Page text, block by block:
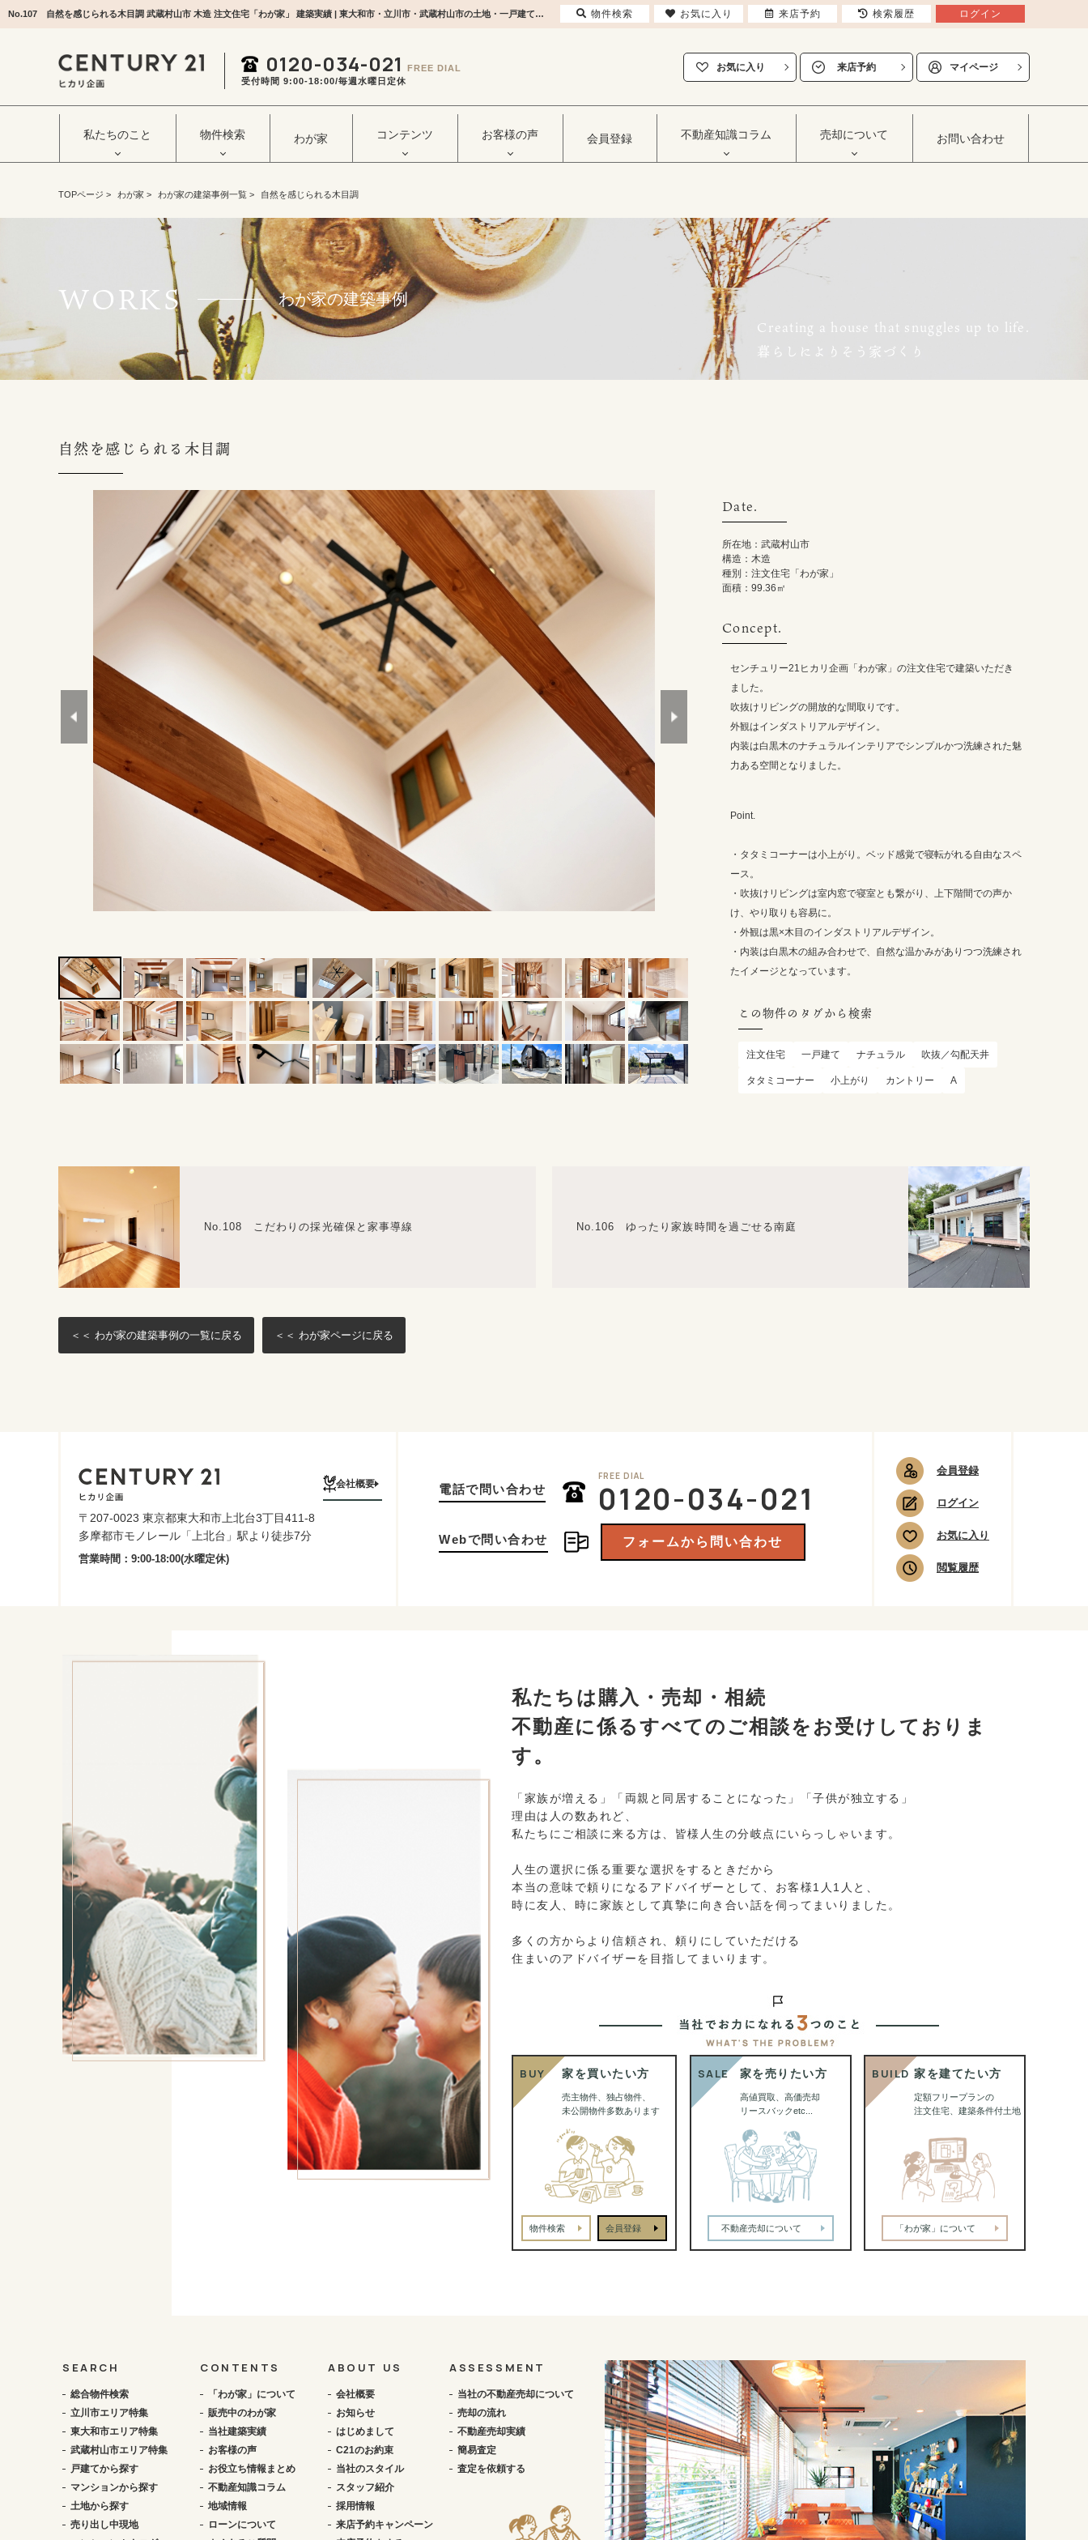
No.107 自然を感じられる木目調 武蔵村山市 木造 注文住宅「わが家」 建築実績 | 東大和市・立川市・武蔵村山市の土地・一戸建てなどの不動産はセンチュリー21ヒカリ企画へ
0120-034-021
FREE DIAL
受付時間 9:00‐18:00/毎週水曜日定休
お気に入り 来店予約 マイページ
私たちのこと 物件検索 わが家 コンテンツ お客様の声 会員登録 不動産知識コラム 売却について お問い合わせ
TOPページ > わが家 > わが家の建築事例一覧 > 自然を感じられる木目調
WORKS わが家の建築事例
Creating a house that snuggles up to life.
暮らしによりそう家づくり
自然を感じられる木目調
Date.
所在地：武蔵村山市
構造：木造
種別：注文住宅「わが家」
面積：99.36㎡
Concept.
センチュリー21ヒカリ企画「わが家」の注文住宅で建築いただき
ました。
吹抜けリビングの開放的な間取りです。
外観はインダストリアルデザイン。
内装は白黒木のナチュラルインテリアでシンプルかつ洗練された魅
力ある空間となりました。
Point.
・タタミコーナーは小上がり。ベッド感覚で寝転がれる自由なスペ
ース。
・吹抜けリビングは室内窓で寝室とも繋がり、上下階間での声か
け、やり取りも容易に。
・外観は黒×木目のインダストリアルデザイン。
・内装は白黒木の組み合わせで、自然な温かみがありつつ洗練され
たイメージとなっています。
この物件のタグから検索
注文住宅 一戸建て ナチュラル 吹抜／勾配天井
タタミコーナー 小上がり カントリー A
No.108 こだわりの採光確保と家事導線 No.106 ゆったり家族時間を過ごせる南庭
＜＜ わが家の建築事例の一覧に戻る ＜＜ わが家ページに戻る
会社概要
〒207-0023 東京都東大和市上北台3丁目411-8
多摩都市モノレール「上北台」駅より徒歩7分
営業時間：9:00-18:00(水曜定休)
電話で問い合わせ
FREE DIAL
0120-034-021
Webで問い合わせ フォームから問い合わせ
会員登録
ログイン
お気に入り
閲覧履歴
私たちは購入・売却・相続
不動産に係るすべてのご相談をお受けしておりま
す。
「家族が増える」「両親と同居することになった」「子供が独立する」
理由は人の数あれど、
私たちにご相談に来る方は、皆様人生の分岐点にいらっしゃいます。
人生の選択に係る重要な選択をするときだから
本当の意味で頼りになるアドバイザーとして、お客様1人1人と、
時に友人、時に家族として真摯に向き合い話を伺ってまいりました。
多くの方からより信頼され、頼りにしていただける
住まいのアドバイザーを目指してまいります。
BUY 家を買いたい方
売主物件、独占物件、
未公開物件多数あります
物件検索 会員登録
SALE 家を売りたい方
高値買取、高価売却
リースバックetc...
不動産売却について
BUILD 家を建てたい方
定額フリープランの
注文住宅、建築条件付土地
「わが家」について
SEARCH
総合物件検索
立川市エリア特集
東大和市エリア特集
武蔵村山市エリア特集
戸建てから探す
マンションから探す
土地から探す
売り出し中現地
CONTENTS
「わが家」について
販売中のわが家
当社建築実績
お客様の声
お役立ち情報まとめ
不動産知識コラム
地域情報
ローンについて
ABOUT US
会社概要
お知らせ
はじめまして
C21のお約束
当社のスタイル
スタッフ紹介
採用情報
来店予約キャンペーン
ASSESSMENT
当社の不動産売却について
売却の流れ
不動産売却実績
簡易査定
査定を依頼する
物件検索 お気に入り 来店予約 検索履歴 ログイン